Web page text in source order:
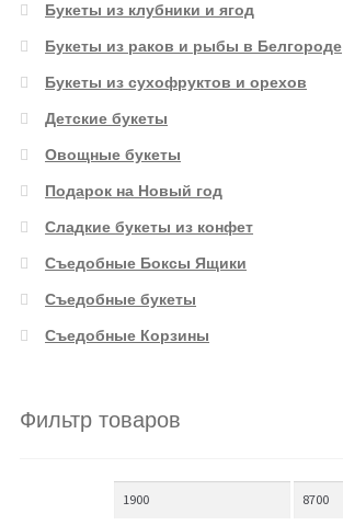
Букеты из клубники и ягод
Букеты из раков и рыбы в Белгороде
Букеты из сухофруктов и орехов
Детские букеты
Овощные букеты
Подарок на Новый год
Сладкие букеты из конфет
Съедобные Боксы Ящики
Съедобные букеты
Съедобные Корзины
Фильтр товаров